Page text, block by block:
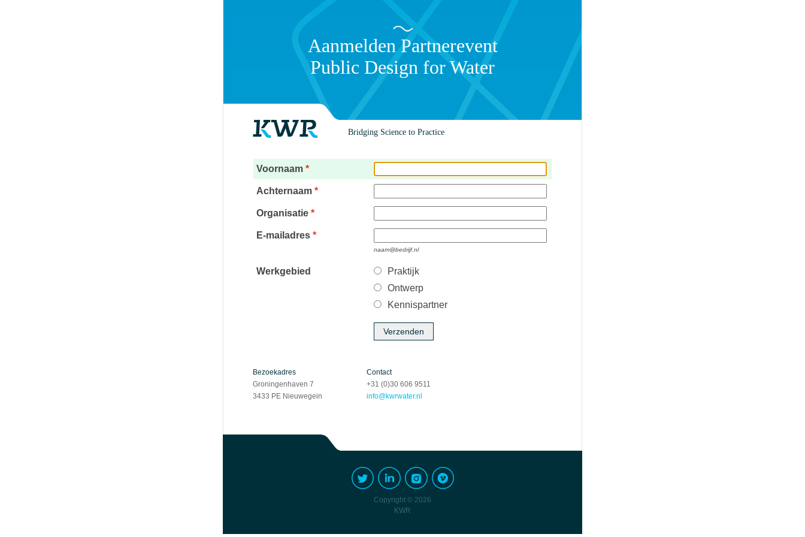
Aanmelden Partnerevent
Public Design for Water
Bridging Science to Practice
Voornaam *
Achternaam *
Organisatie *
E-mailadres *
naam@bedrijf.nl
Werkgebied
Praktijk
Ontwerp
Kennispartner
Bezoekadres
Groningenhaven 7
3433 PE Nieuwegein
Contact
+31 (0)30 606 9511
info@kwrwater.nl
Copyright © 2026
KWR